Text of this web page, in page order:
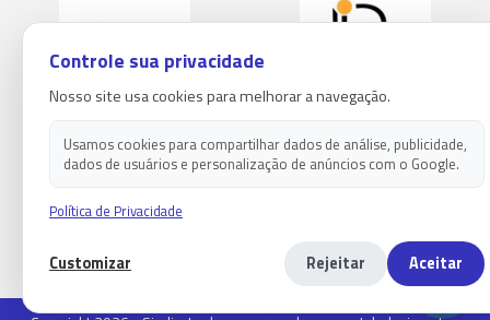
Controle sua privacidade
Nosso site usa cookies para melhorar a navegação.
Usamos cookies para compartilhar dados de análise, publicidade,
dados de usuários e personalização de anúncios com o Google.
Política de Privacidade
Customizar Rejeitar Aceitar